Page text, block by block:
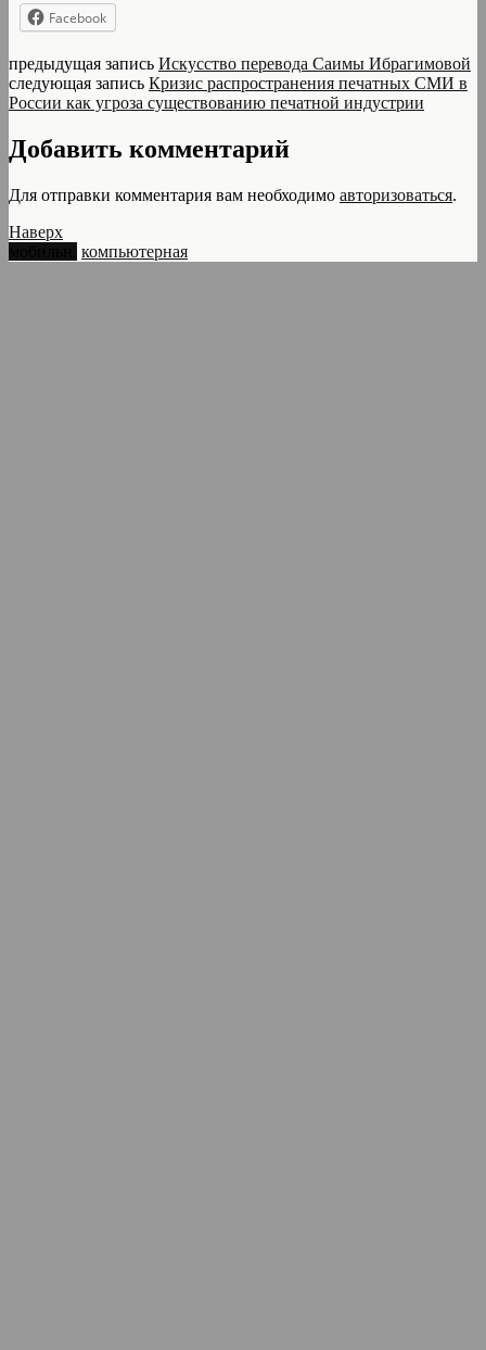
Facebook
предыдущая запись Искусство перевода Саимы Ибрагимовой
следующая запись Кризис распространения печатных СМИ в
России как угроза существованию печатной индустрии
Добавить комментарий
Для отправки комментария вам необходимо авторизоваться.
Наверх
компьютерная